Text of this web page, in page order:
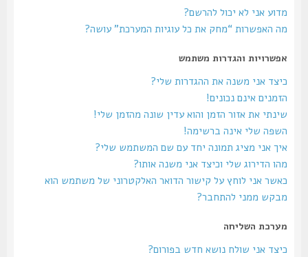
מדוע אני לא יכול להרשם?
מה האפשרות “מחק את כל עוגיות המערכת” עושה?
אפשרויות והגדרות משתמש
כיצד אני משנה את ההגדרות שלי?
הזמנים אינם נכונים!
שינתי את אזור הזמן והוא עדין שונה מהזמן שלי!
השפה שלי אינה ברשימה!
איך אני מציג תמונה יחד עם שם המשתמש שלי?
מהו הדירוג שלי וכיצד אני משנה אותו?
כאשר אני לוחץ על קישור הדואר האלקטרוני של משתמש הוא
מבקש ממני להתחבר?
מערכת השליחה
כיצד אני שולח נושא חדש בפורום?